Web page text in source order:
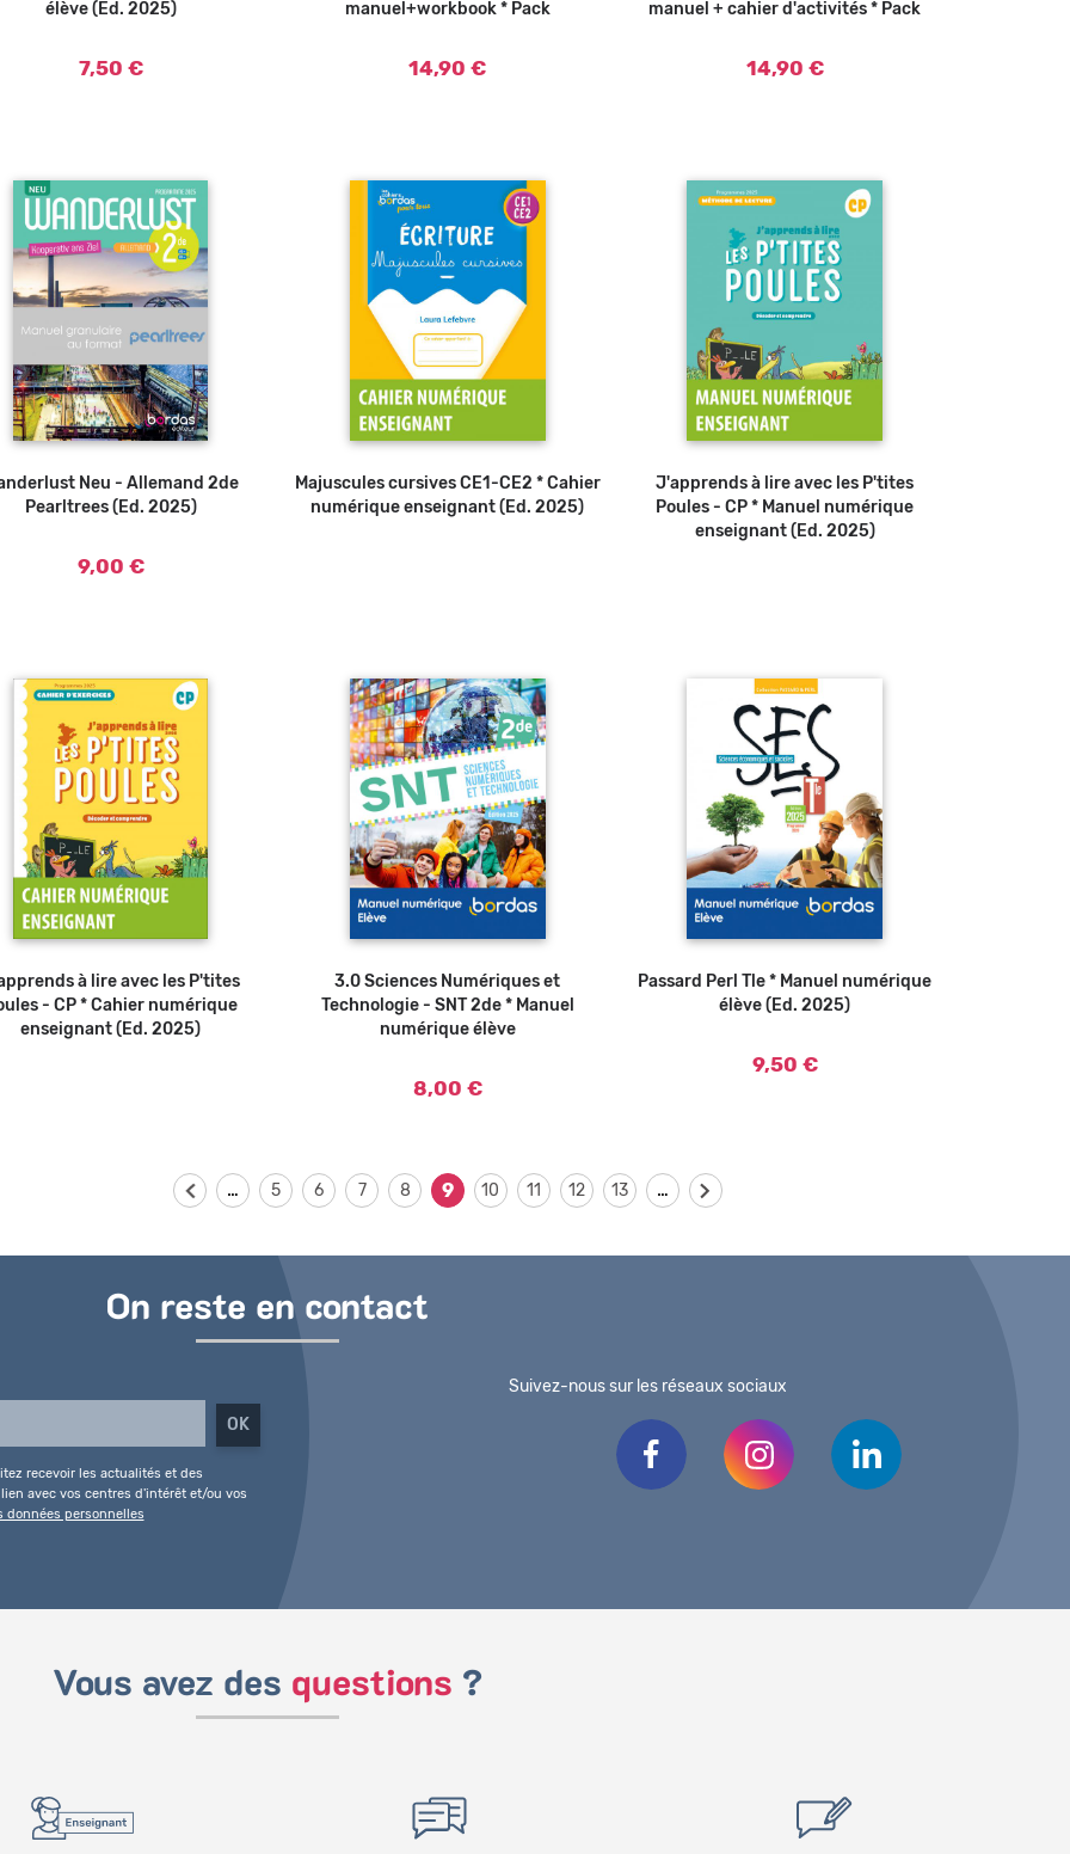
élève (Ed. 2025)
7,50 €
manuel+workbook * Pack
14,90 €
manuel + cahier d'activités * Pack
14,90 €
Neu - Allemand 2de
Pearltrees (Ed. 2025)
9,00 €
Majuscules cursives CE1-CE2 * Cahier
numérique enseignant (Ed. 2025)
J'apprends à lire avec les P'tites
Poules - CP * Manuel numérique
enseignant (Ed. 2025)
à lire avec les P'tites
- CP * Cahier numérique
enseignant (Ed. 2025)
Ajouter au panier
3.0 Sciences Numériques et
Technologie - SNT 2de * Manuel
numérique élève
8,00 €
Ajouter au panier
Passard Perl Tle * Manuel numérique
élève (Ed. 2025)
9,50 €
… 5 6 7 8 9 10 11 12 13 …
On reste en contact
recevoir les actualités et des
avec vos centres d'intérêt et/ou vos
données personnelles
Suivez-nous sur les réseaux sociaux
Vous avez des questions ?